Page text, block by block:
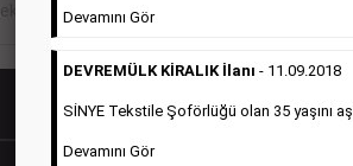
Devamını Gör
DEVREMÜLK KİRALIK İlanı - 11.09.2018
SİNYE Tekstile Şoförlüğü olan 35 yaşını
Devamını Gör